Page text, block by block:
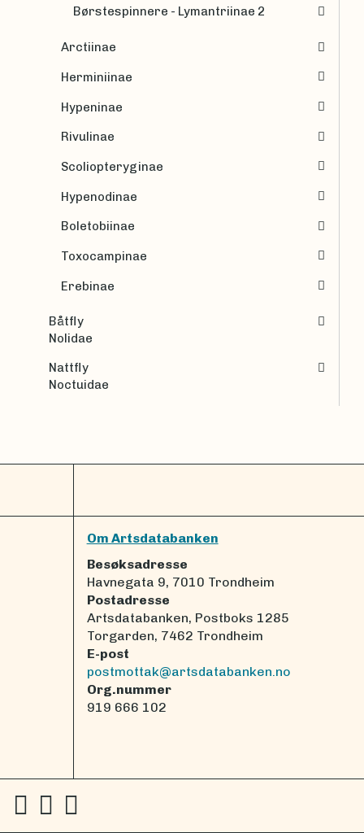
Børstespinnere - Lymantriinae 2
Arctiinae
Herminiinae
Hypeninae
Rivulinae
Scoliopteryginae
Hypenodinae
Boletobiinae
Toxocampinae
Erebinae
Båtfly
Nolidae
Nattfly
Noctuidae
Om Artsdatabanken
Besøksadresse
Havnegata 9, 7010 Trondheim
Postadresse
Artsdatabanken, Postboks 1285
Torgarden, 7462 Trondheim
E-post
postmottak@artsdatabanken.no
Org.nummer
919 666 102